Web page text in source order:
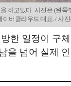
고있다. 사진은 (왼
이버클라우드 대표. / 사
한 일정이 구
넘어 실제